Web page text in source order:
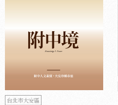
台北市大安區